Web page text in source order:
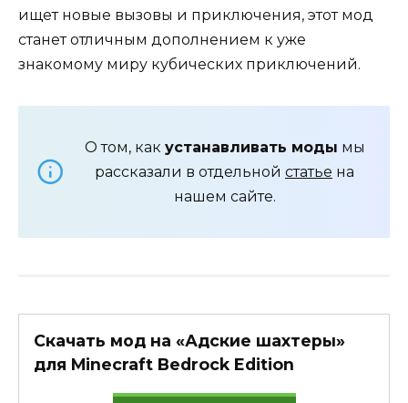
ищет новые вызовы и приключения, этот мод
станет отличным дополнением к уже
знакомому миру кубических приключений.
О том, как устанавливать моды мы
рассказали в отдельной статье на
нашем сайте.
Скачать мод на «Адские шахтеры»
для Minecraft Bedrock Edition